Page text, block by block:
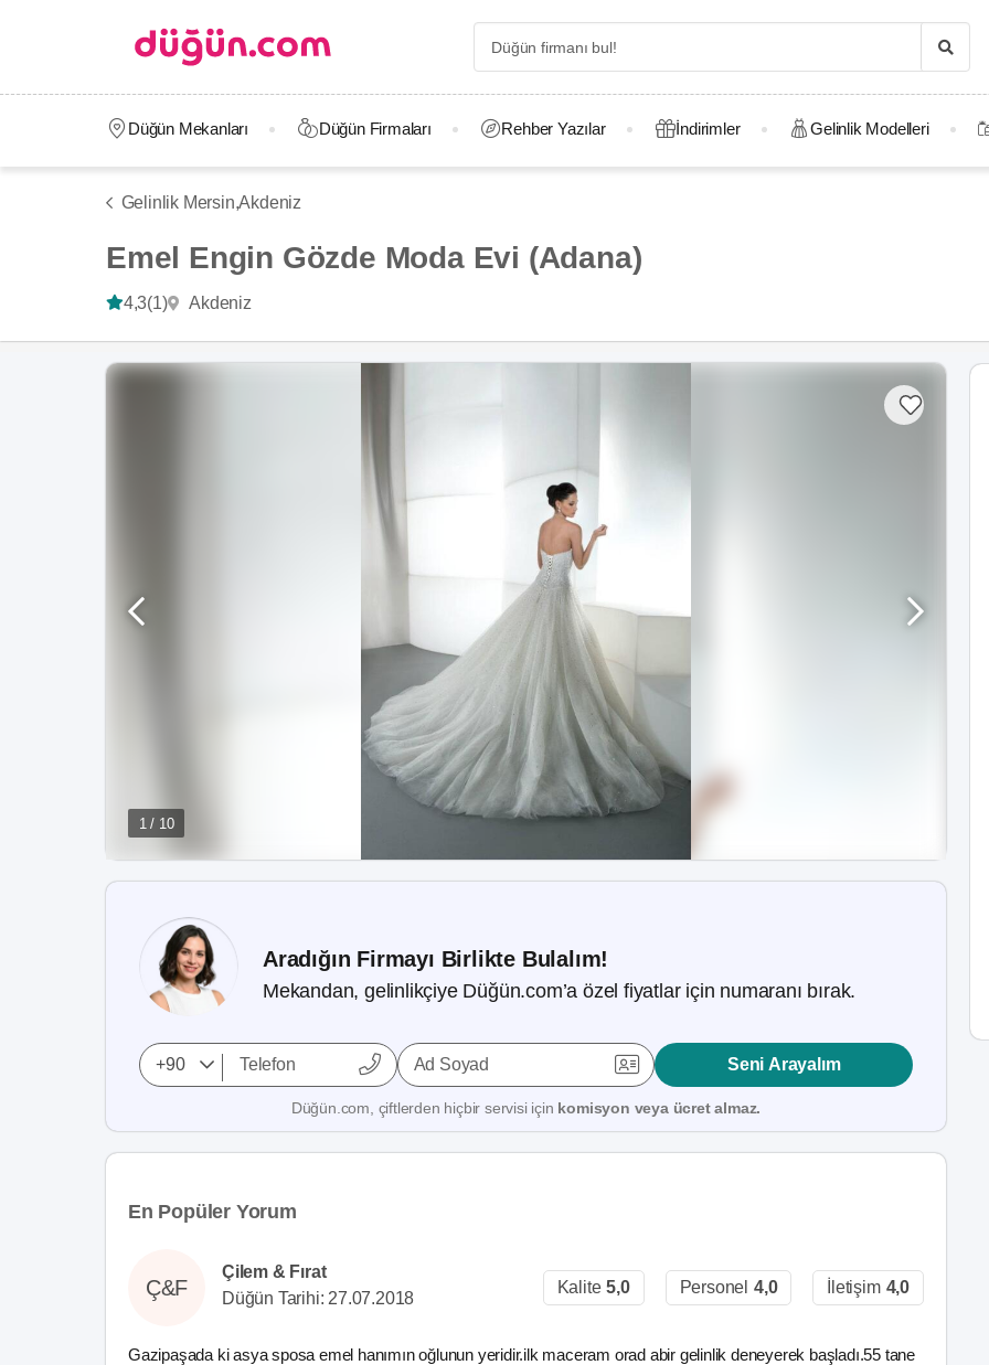
Düğün Mekanları Düğün Firmaları Rehber Yazılar İndirimler Gelinlik Modelleri
Gelinlik Mersin,Akdeniz
Emel Engin Gözde Moda Evi (Adana)
4,3(1) Akdeniz
1 / 10
Aradığın Firmayı Birlikte Bulalım!
Mekandan, gelinlikçiye Düğün.com’a özel fiyatlar için numaranı bırak.
Ad Soyad Seni Arayalım
Düğün.com, çiftlerden hiçbir servisi için komisyon veya ücret almaz.
En Popüler Yorum
Ç&F
Çilem & Fırat
Düğün Tarihi: 27.07.2018
Kalite 5,0 Personel 4,0 İletişim 4,0
Gazipaşada ki asya sposa emel hanımın oğlunun yeridir.ilk maceram orad abir gelinlik deneyerek başladı.55 tane